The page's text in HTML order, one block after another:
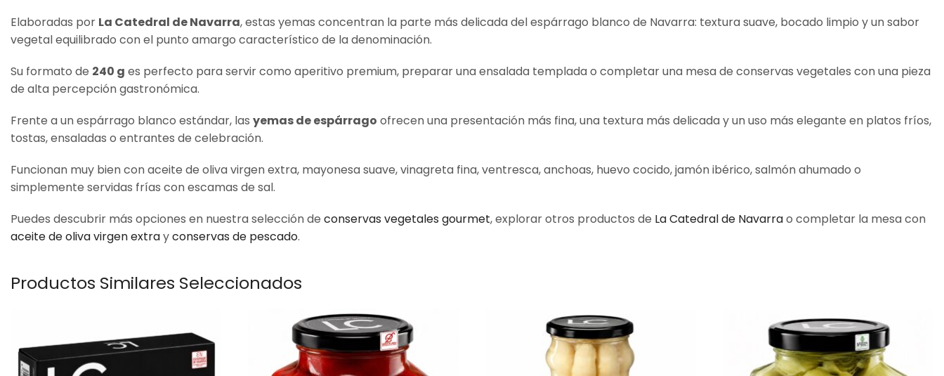
Elaboradas por La Catedral de Navarra, estas yemas concentran la parte más delicada del espárrago blanco de Navarra: textura suave, bocado limpio y un sabor
vegetal equilibrado con el punto amargo característico de la denominación.
Su formato de 240 g es perfecto para servir como aperitivo premium, preparar una ensalada templada o completar una mesa de conservas vegetales con una pieza
de alta percepción gastronómica.
Frente a un espárrago blanco estándar, las yemas de espárrago ofrecen una presentación más fina, una textura más delicada y un uso más elegante en platos fríos,
tostas, ensaladas o entrantes de celebración.
Funcionan muy bien con aceite de oliva virgen extra, mayonesa suave, vinagreta fina, ventresca, anchoas, huevo cocido, jamón ibérico, salmón ahumado o
simplemente servidas frías con escamas de sal.
Puedes descubrir más opciones en nuestra selección de conservas vegetales gourmet, explorar otros productos de La Catedral de Navarrao completar la mesa con
aceite de oliva virgen extrayconservas de pescado.
Productos Similares Seleccionados